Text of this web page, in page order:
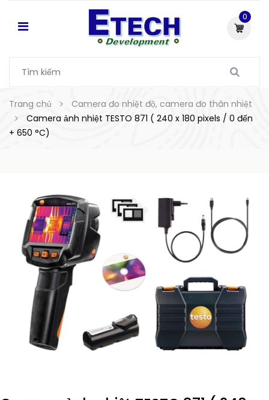
0
Trang chủ
Camera đo nhiệt độ, camera đo thân nhiệt
Camera ảnh nhiệt TESTO 871 ( 240 x 180 pixels / 0 đến
+ 650 °C)